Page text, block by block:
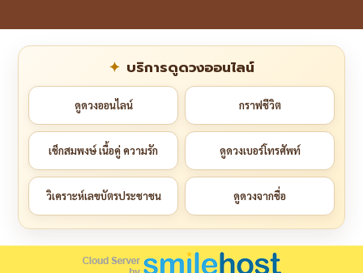
บริการดูดวงออนไลน์
ดูดวงออนไลน์ กราฟชีวิต
เช็กสมพงษ์ เนื้อคู่ ความรัก ดูดวงเบอร์โทรศัพท์
วิเคราะห์เลขบัตรประชาชน ดูดวงจากชื่อ